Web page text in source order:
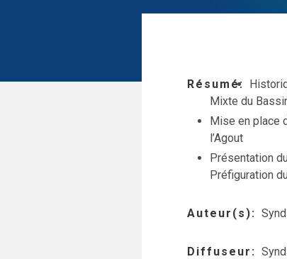
Résumé
Mixte du
Mise en place
l’Agout
Présentation
Préfiguration
Auteur(s)
Diffuseur